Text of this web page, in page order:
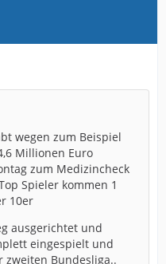
wegen zum Beispiel
Millionen Euro
zum Medizincheck
Spieler kommen 1
10er
ausgerichtet und
eingespielt und
Bundesliga..